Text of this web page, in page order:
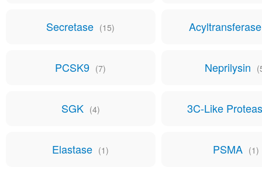
Secretase (15)
PCSK9 (7) Neprilysin
SGK (4) 3C-Like
Elastase (1) PSMA (1)